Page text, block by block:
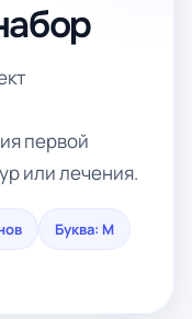
первой
или лечения.
Буква: М